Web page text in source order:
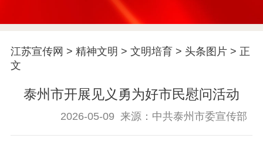
首页
通知公告 信息公开制度
信息公开指南
信息公开年度报
江苏宣传网 > 精神文明 > 文明培育> 头条图片> 正
文
泰州市开展见义勇为好市民慰问活动
2026-05-09 来源：中共泰州市委宣传部